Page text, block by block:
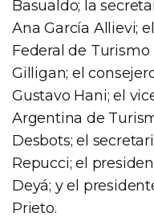
Basualdo; la
Ana García Allievi;
Federal de Turismo
Gilligan; el
Gustavo Hani; el
Argentina de
Desbots; el
Repucci; el
Deyá; y el
Prieto.